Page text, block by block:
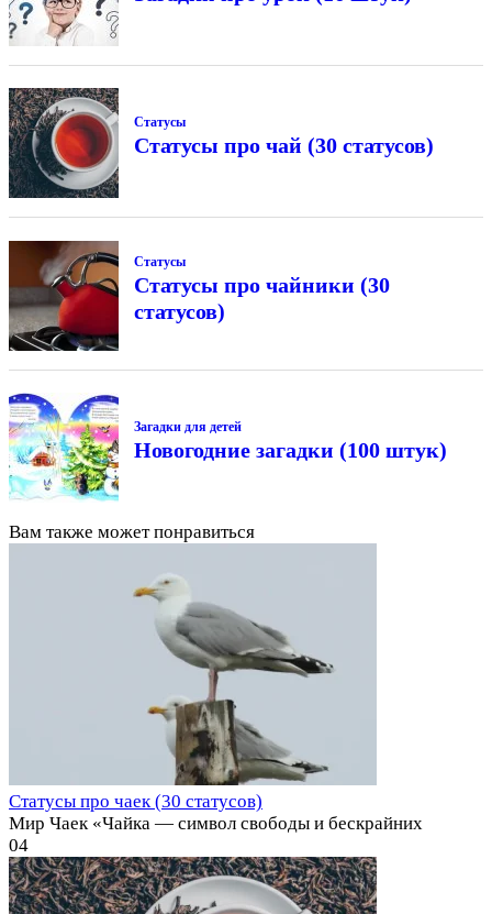
Статусы
Статусы про чай (30 статусов)
Статусы
Статусы про чайники (30
статусов)
Загадки для детей
Новогодние загадки (100 штук)
Вам также может понравиться
Статусы про чаек (30 статусов)
Мир Чаек «Чайка — символ свободы и бескрайних
04